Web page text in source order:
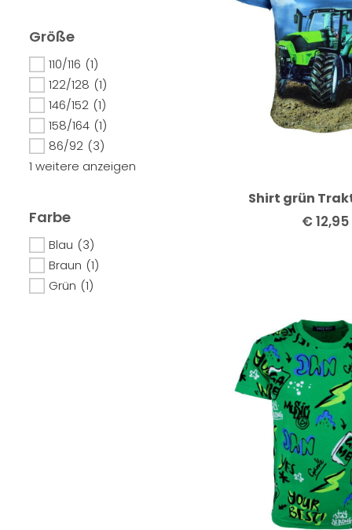
Größe
110/116 (1)
122/128 (1)
146/152 (1)
158/164 (1)
86/92 (3)
1 weitere anzeigen
Farbe
Blau (3)
Braun (1)
Grün (1)
Shirt grün
€12,95